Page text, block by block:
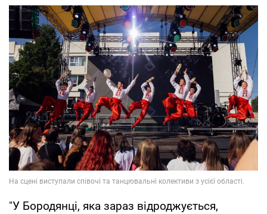
"У Бородянці, яка зараз відроджується,